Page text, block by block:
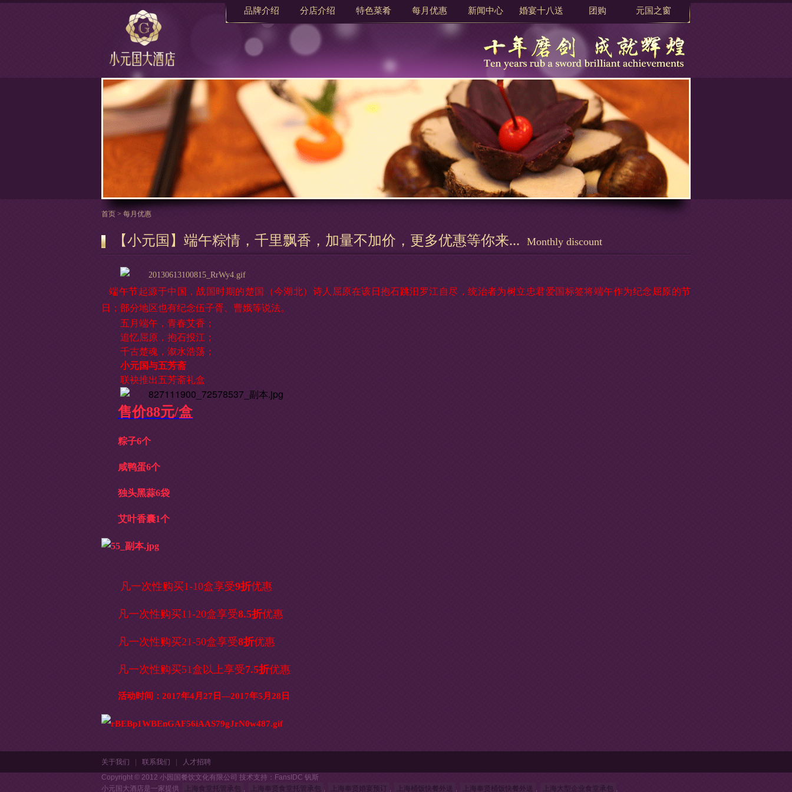
品牌介绍 分店介绍 特色菜肴 每月优惠 新闻中心 婚宴十八送 团购 元国之窗
首页 > 每月优惠
【小元国】端午粽情，千里飘香，加量不加价，更多优惠等你来... Monthly discount
端午节起源于中国，战国时期的楚国（今湖北）诗人屈原在该日抱石跳汨罗江自尽，统治者为树立忠君爱国标签将端午作为纪念屈原的节
日；部分地区也有纪念伍子胥、曹娥等说法。
五月端午，青春艾香；
追忆屈原，抱石投江；
千古楚魂，溆水浩荡；
小元国与五芳斋
联袂推出五芳斋礼盒
售价88元/盒
粽子6个
咸鸭蛋6个
独头黑蒜6袋
艾叶香囊1个
凡一次性购买1-10盒享受9折优惠
凡一次性购买11-20盒享受8.5折优惠
凡一次性购买21-50盒享受8折优惠
凡一次性购买51盒以上享受7.5折优惠
活动时间：2017年4月27日—2017年5月28日
关于我们 联系我们
人才招聘
Copyright © 2012 小园国餐饮文化有限公司 技术支持：FansIDC 钒斯
小元国大酒店是一家提供
上海食堂托管承包 , 上海奉贤食堂托管承包 , 上海奉贤婚宴预订 , 上海桶饭快餐外送 , 上海奉贤桶饭快餐外送 , 上海大型企业食堂承包 ,